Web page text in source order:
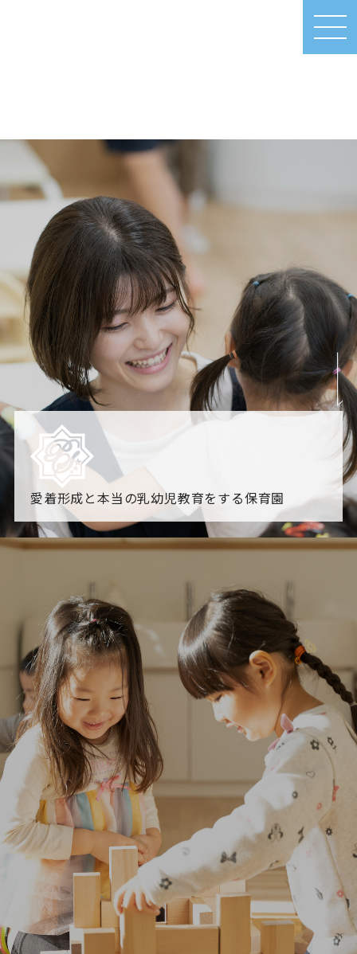
MEN
U
愛着形成と本当の乳幼児教育をする保育園
園からのお知らせ
「すくすく子育て」でリトルスター保育園が紹介されま
各園のブログ
2026.08.06 赤しそジュース作り～にじ組～2026.08.0
5 【そら組】誕生会
一覧を見る